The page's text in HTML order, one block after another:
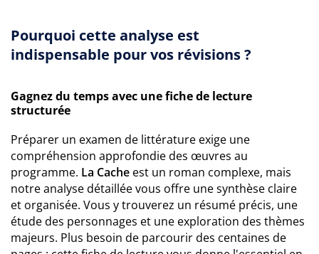
Pourquoi cette analyse est
indispensable pour vos révisions ?
Gagnez du temps avec une fiche de lecture
structurée
Préparer un examen de littérature exige une
compréhension approfondie des œuvres au
programme. La Cache est un roman complexe, mais
notre analyse détaillée vous offre une synthèse claire
et organisée. Vous y trouverez un résumé précis, une
étude des personnages et une exploration des thèmes
majeurs. Plus besoin de parcourir des centaines de